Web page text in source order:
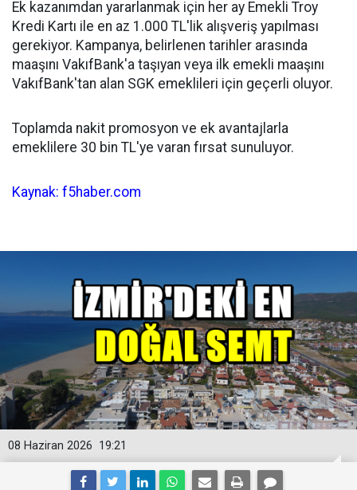
Ek kazanımdan yararlanmak için her ay Emekli Troy
Kredi Kartı ile en az 1.000 TL'lik alışveriş yapılması
gerekiyor. Kampanya, belirlenen tarihler arasında
maaşını VakıfBank'a taşıyan veya ilk emekli maaşını
VakıfBank'tan alan SGK emeklileri için geçerli oluyor.
Toplamda nakit promosyon ve ek avantajlarla
emeklilere 30 bin TL'ye varan fırsat sunuluyor.
Kaynak: f5haber.com
19:21
08 Haziran 2026